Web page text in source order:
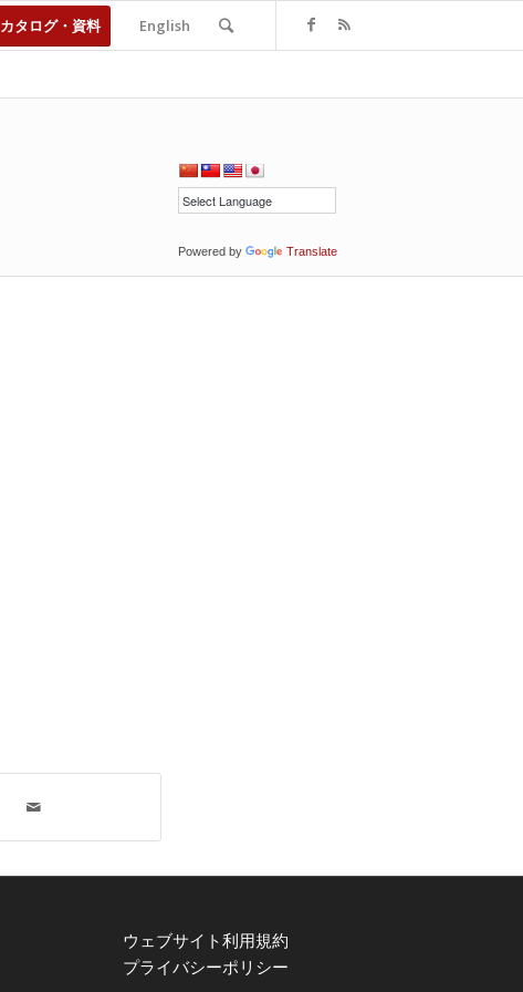
カタログ・資料 English
Powered by Translate
ウェブサイト利用規約
プライバシーポリシー